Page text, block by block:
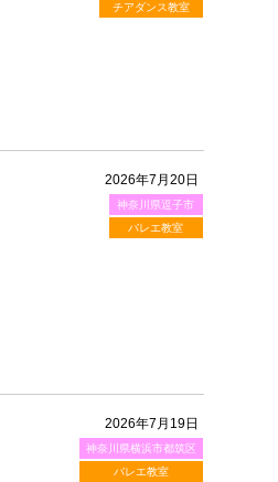
チアダンス教室
2026年7月20日
神奈川県逗子市
バレエ教室
2026年7月19日
神奈川県横浜市都筑区
バレエ教室